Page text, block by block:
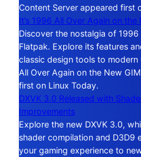
Content Server appeared first
It’s 1996 All Over Again on
Discover the nostalgia of
Flatpak. Explore its features
classic design tools to modern
All Over Again on the New
first on Linux Today.
DXVK 3.0 Released with
Improvements
Explore the new DXVK 3.0,
shader compilation and D3D9
your gaming experience to